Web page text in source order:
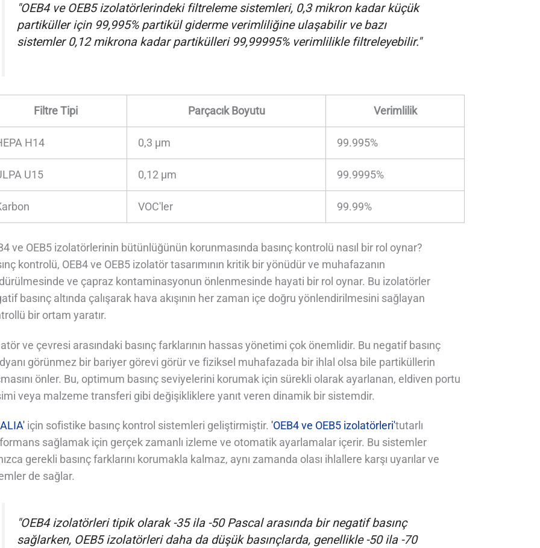
"OEB4 ve OEB5 izolatörlerindeki filtreleme sistemleri, 0,3 mikron kadar küçük
partiküller için 99,995% partikül giderme verimliliğine ulaşabilir ve bazı
sistemler 0,12 mikrona kadar partikülleri 99,99995% verimlilikle filtreleyebilir."
Filtre Tipi Parçacık Boyutu Verimlilik
H14 0,3 μm 99.995%
U15 0,12 μm 99.9995%
VOC'ler 99.99%
ve OEB5 izolatörlerinin bütünlüğünün korunmasında basınç kontrolü nasıl bir rol oynar?
kontrolü, OEB4 ve OEB5 izolatör tasarımının kritik bir yönüdür ve muhafazanın
ve çapraz kontaminasyonun önlenmesinde hayati bir rol oynar. Bu izolatörler
basınç altında çalışarak hava akışının her zaman içe doğru yönlendirilmesini sağlayan
bir ortam yaratır.
ve çevresi arasındaki basınç farklarının hassas yönetimi çok önemlidir. Bu negatif basınç
görünmez bir bariyer görevi görür ve fiziksel muhafazada bir ihlal olsa bile partiküllerin
önler. Bu, optimum basınç seviyelerini korumak için sürekli olarak ayarlanan, eldiven portu
veya malzeme transferi gibi değişikliklere yanıt veren dinamik bir sistemdir.
için sofistike basınç kontrol sistemleri geliştirmiştir. 'OEB4 ve OEB5 izolatörleri'tutarlı
sağlamak için gerçek zamanlı izleme ve otomatik ayarlamalar içerir. Bu sistemler
gerekli basınç farklarını korumakla kalmaz, aynı zamanda olası ihlallere karşı uyarılar ve
de sağlar.
"OEB4 izolatörleri tipik olarak -35 ila -50 Pascal arasında bir negatif basınç
sağlarken, OEB5 izolatörleri daha da düşük basınçlarda, genellikle -50 ila -70